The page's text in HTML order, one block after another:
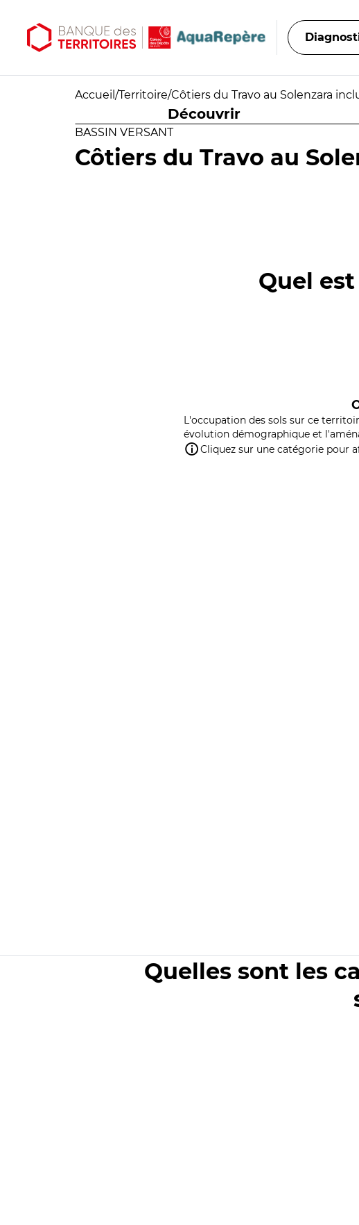
Accueil /Territoire/Côtiers du Travo au Solenzara
Découvrir
BASSIN VERSANT
Côtiers du Travo au
Quel
L'occupation des sols sur ce
évolution démographique et
Cliquez sur une catégorie pour
Quelles sont les